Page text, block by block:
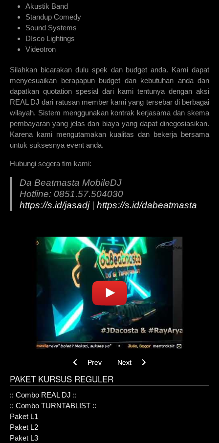
Akustik Band
Standup Comedy
Sound Systems
DIsco Lightings
Videotron
Silahkan bicarakan dulu spek dan budget anda. Kami dapat
menyesuaikan berapapun budget dan kebutuhan anda dan
dapatkan quotation spesial dari kami tentunya dengan aksi
REAL DJ dari ratusan member kami yang tersebar di berbagai
wilayah. Sistem menggunakan kontrak kerjasama dan skema
pembayaran yang jelas dan biaya yang dapat dinegosiasikan.
Karena kami mengutamakan kualitas dan bekerja bersama
untuk suksesnya event anda.
Hubungi segera tim kami:
Da Beatmasta MobileDJ
Hotline: 0851.57.504030
https://s.id/jasadj| https://s.id/dabeatmasta
Previous article: Tentang Kursus DJ DBM
Prev Next article: DJ Equipments For
Next
PAKET KURSUS REGULER
:: Combo REAL DJ ::
:: Combo TURNTABLIST ::
Paket L1
Paket L2
Paket L3